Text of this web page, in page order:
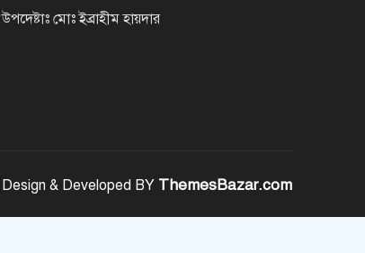
পাশে থাকার আহ্বান
উপদেষ্টাঃ মোঃ ইব্রাহীম হায়দার
Design & Developed BY ThemesBazar.com